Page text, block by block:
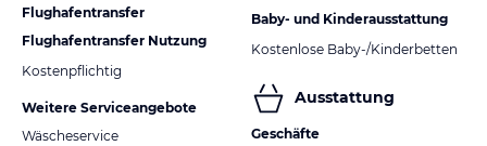
Flughafentransfer
Flughafentransfer Nutzung
Kostenpflichtig
Weitere Serviceangebote
Wäscheservice
Baby- und Kinderausstattung
Kostenlose Baby-/Kinderbetten
Ausstattung
Geschäfte